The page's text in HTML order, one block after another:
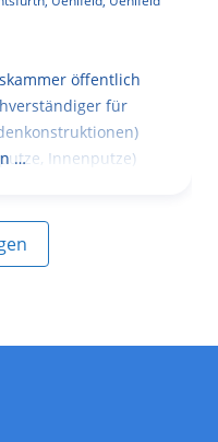
öffentlich
für
Innenputze)
…